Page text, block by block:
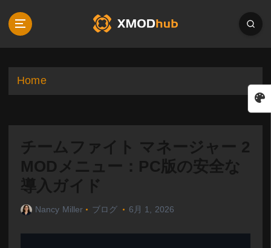
p
Home
チームファイト マネージャー 2
MODメニュー：PC版の安全な
導入ガイド
Nancy Miller ブログ 6月 1, 2026